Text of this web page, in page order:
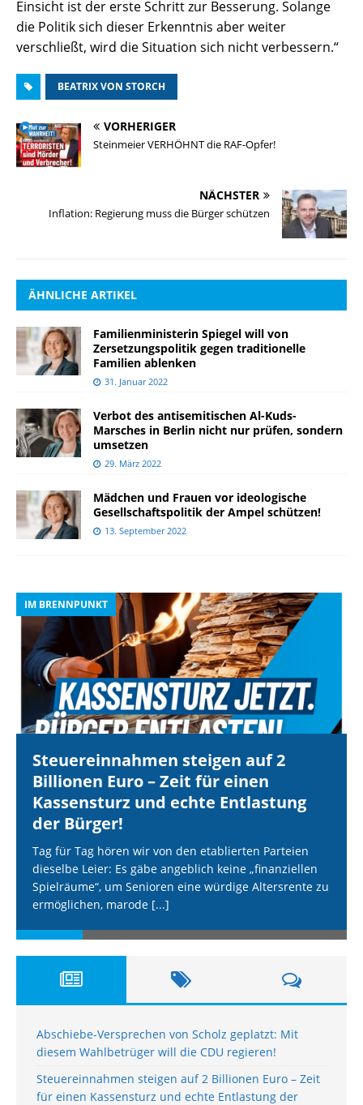
Einsicht ist der erste Schritt zur Besserung. Solange
die Politik sich dieser Erkenntnis aber weiter
verschließt, wird die Situation sich nicht verbessern.“
BEATRIX VON STORCH
VORHERIGER
Steinmeier VERHÖHNT die RAF-Opfer!
NÄCHSTER
Inflation: Regierung muss die Bürger schützen
ÄHNLICHE ARTIKEL
Familienministerin Spiegel will von
Zersetzungspolitik gegen traditionelle
Familien ablenken
31. Januar 2022
Verbot des antisemitischen Al-Kuds-
Marsches in Berlin nicht nur prüfen, sondern
umsetzen
29. März 2022
Mädchen und Frauen vor ideologische
Gesellschaftspolitik der Ampel schützen!
13. September 2022
IM BRENNPUNKT
Steuereinnahmen steigen auf 2
Billionen Euro – Zeit für einen
Kassensturz und echte Entlastung
der Bürger!
Tag für Tag hören wir von den etablierten Parteien
dieselbe Leier: Es gäbe angeblich keine „finanziellen
Spielräume“, um Senioren eine würdige Altersrente zu
ermöglichen, marode [...]
Abschiebe-Versprechen von Scholz geplatzt: Mit
diesem Wahlbetrüger will die CDU regieren!
Steuereinnahmen steigen auf 2 Billionen Euro – Zeit
für einen Kassensturz und echte Entlastung der